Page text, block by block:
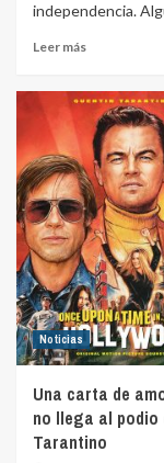
independencia.
Leer más
Noticias
Una carta de
no llega al podio
Tarantino